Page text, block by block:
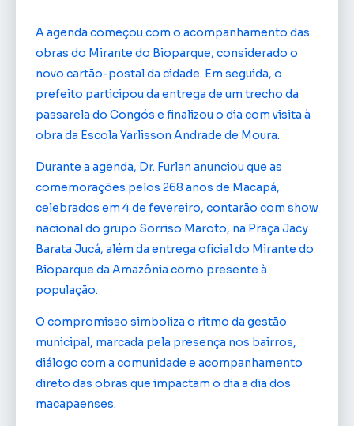
A agenda começou com o acompanhamento das
obras do Mirante do Bioparque, considerado o
novo cartão-postal da cidade. Em seguida, o
prefeito participou da entrega de um trecho da
passarela do Congós e finalizou o dia com visita à
obra da Escola Yarlisson Andrade de Moura.
Durante a agenda, Dr. Furlan anunciou que as
comemorações pelos 268 anos de Macapá,
celebrados em 4 de fevereiro, contarão com show
nacional do grupo Sorriso Maroto, na Praça Jacy
Barata Jucá, além da entrega oficial do Mirante do
Bioparque da Amazônia como presente à
população.
O compromisso simboliza o ritmo da gestão
municipal, marcada pela presença nos bairros,
diálogo com a comunidade e acompanhamento
direto das obras que impactam o dia a dia dos
macapaenses.